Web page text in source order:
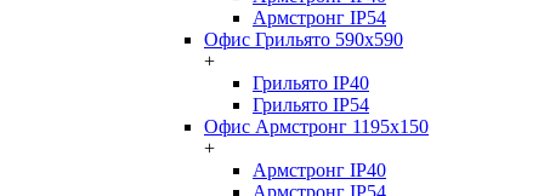
Армстронг IP54
Офис Грильято 590x590
+
Грильято IP40
Грильято IP54
Офис Армстронг 1195x150
+
Армстронг IP40
Армстронг IP54